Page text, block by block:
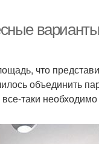
что
объединить
таки необходимо